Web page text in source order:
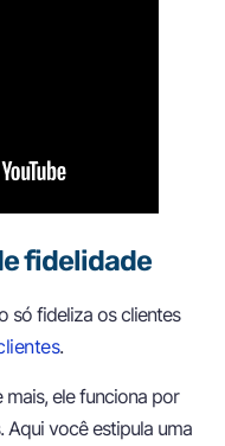
fidelidade
só fideliza os clientes
.
ele funciona por
Aqui você estipula uma